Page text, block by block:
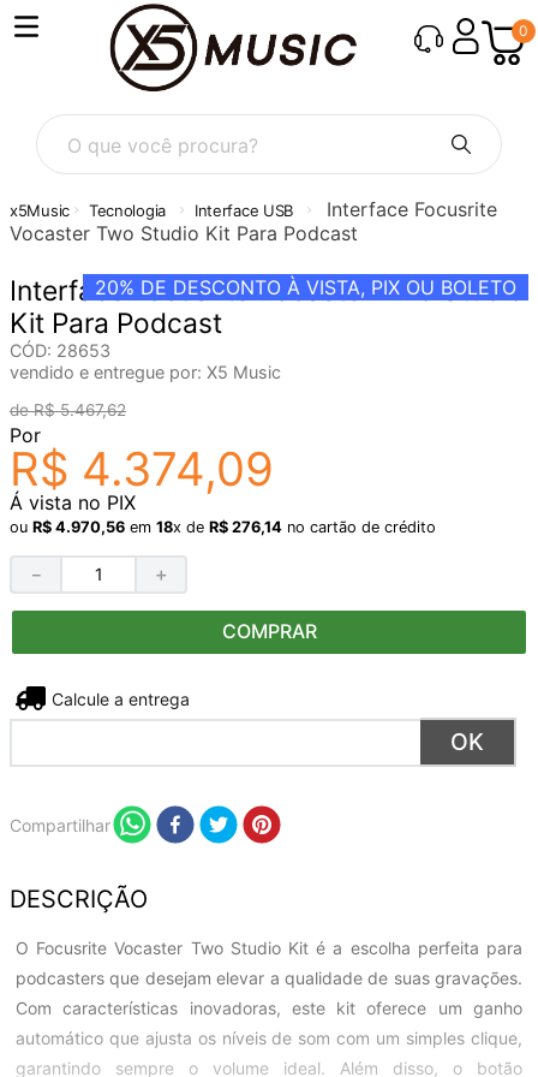
0
O que você procura?
Tecnologia Interface USB
Interface Focusrite
Vocaster Two Studio Kit Para Podcast
20% DE DESCONTO À VISTA, PIX OU BOLETO
Interface Focusrite Vocaster Two Studio
Kit Para Podcast
CÓD: 28653
vendido e entregue por: X5 Music
R$ 5.467,62
Por
R$ 4.374,09
Á vista no PIX
ou R$ 4.970,56 em 18x de R$ 276,14 no cartão de crédito
＋
－
COMPRAR
Não sei meu CEP
Compartilhar
DESCRIÇÃO
O Focusrite Vocaster Two Studio Kit é a escolha perfeita para
podcasters que desejam elevar a qualidade de suas gravações.
Com características inovadoras, este kit oferece um ganho
automático que ajusta os níveis de som com um simples clique,
garantindo sempre o volume ideal. Além disso, o botão